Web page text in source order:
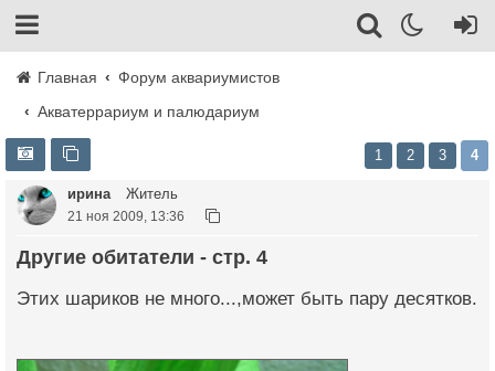
Главная
Форум аквариумистов
Акватеррариум и палюдариум
1 2 3 4
ирина Житель
21 ноя 2009, 13:36
Другие обитатели - стр. 4
Этих шариков не много...,может быть пару десятков.